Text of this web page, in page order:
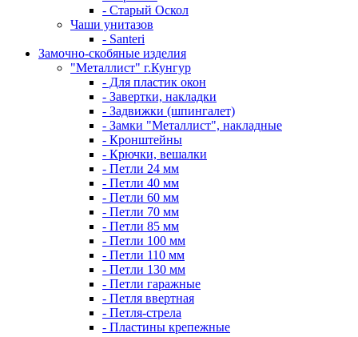
- Старый Оскол
Чаши унитазов
- Santeri
Замочно-скобяные изделия
"Металлист" г.Кунгур
- Для пластик окон
- Завертки, накладки
- Задвижки (шпингалет)
- Замки "Металлист", накладные
- Кронштейны
- Крючки, вешалки
- Петли 24 мм
- Петли 40 мм
- Петли 60 мм
- Петли 70 мм
- Петли 85 мм
- Петли 100 мм
- Петли 110 мм
- Петли 130 мм
- Петли гаражные
- Петля ввертная
- Петля-стрела
- Пластины крепежные